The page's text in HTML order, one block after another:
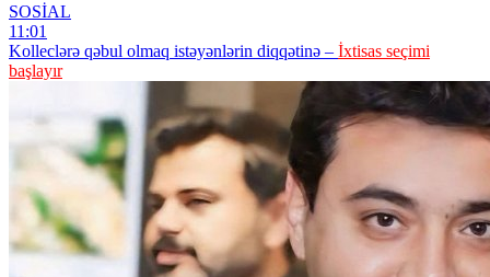
SOSİAL
11:01
Kolleclərə qəbul olmaq istəyənlərin diqqətinə – İxtisas seçimi
başlayır